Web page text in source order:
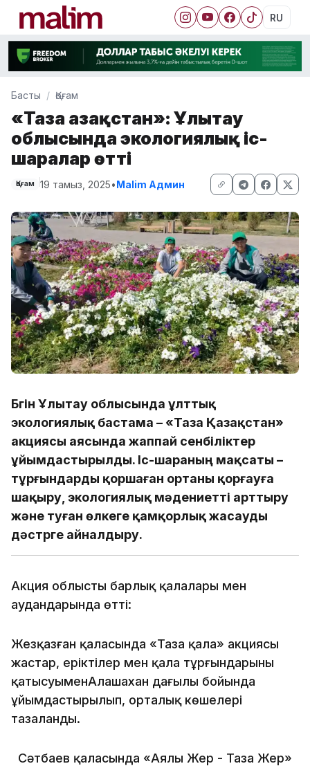
RU
Басты Қоғам
«Таза Қазақстан»: Ұлытау
облысында экологиялық іс-
шаралар өтті
Қоғам 19 тамыз, 2025•Malim Админ
Бүгін Ұлытау облысында ұлттық
экологиялық бастама – «Таза Қазақстан»
акциясы аясында жаппай сенбіліктер
ұйымдастырылды. Іс-шараның мақсаты –
тұрғындарды қоршаған ортаны қорғауға
шақыру, экологиялық мәдениетті арттыру
және туған өлкеге қамқорлық жасауды
дәстүрге айналдыру.
Акция облыстың барлық қалалары мен
аудандарында өтті:
Жезқазған қаласында «Таза қала» акциясы
жастар, еріктілер мен қала тұрғындарының
қатысуыменАлашахан даңғылы бойында
ұйымдастырылып, орталық көшелері
тазаланды.
Сәтбаев қаласында «Аялы Жер - Таза Жер»